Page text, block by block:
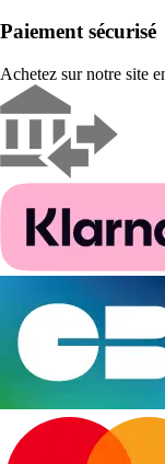
Paiement sécurisé
Achetez sur notre site